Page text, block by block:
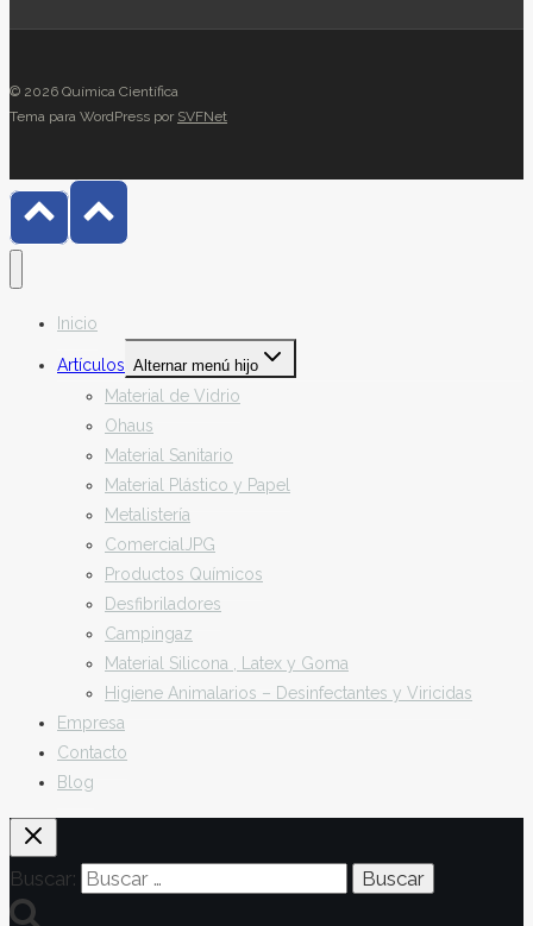
© 2026 Química Científica
Tema para WordPress por SVFNet
Inicio
Artículos Alternar menú hijo
Material de Vidrio
Ohaus
Material Sanitario
Material Plástico y Papel
Metalistería
ComercialJPG
Productos Químicos
Desfibriladores
Campingaz
Material Silicona , Latex y Goma
Higiene Animalarios – Desinfectantes y Viricidas
Empresa
Contacto
Blog
Buscar: